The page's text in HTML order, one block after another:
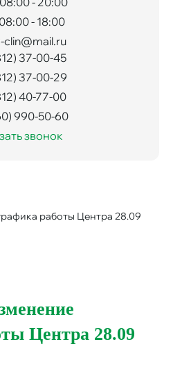
- 18:00
clin@mail.ru
37-00-45
37-00-29
40-77-00
990-50-60
звонок
работы Центра 28.09
Центра 28.09